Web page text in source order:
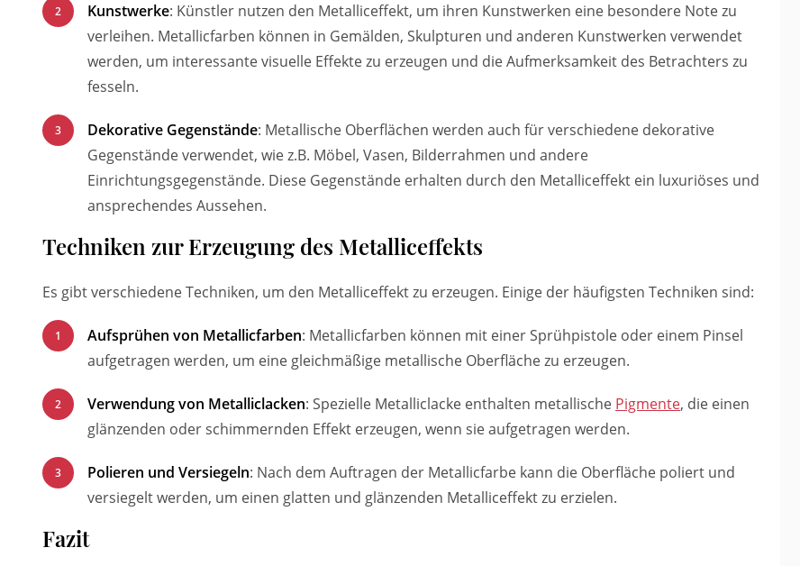
Kunstwerke: Künstler nutzen den Metalliceffekt, um ihren Kunstwerken eine besondere Note zu
verleihen. Metallicfarben können in Gemälden, Skulpturen und anderen Kunstwerken verwendet
werden, um interessante visuelle Effekte zu erzeugen und die Aufmerksamkeit des Betrachters zu
fesseln.
Dekorative Gegenstände: Metallische Oberflächen werden auch für verschiedene dekorative
Gegenstände verwendet, wie z.B. Möbel, Vasen, Bilderrahmen und andere
Einrichtungsgegenstände. Diese Gegenstände erhalten durch den Metalliceffekt ein luxuriöses und
ansprechendes Aussehen.
Techniken zur Erzeugung des Metalliceffekts
Es gibt verschiedene Techniken, um den Metalliceffekt zu erzeugen. Einige der häufigsten Techniken sind:
Aufsprühen von Metallicfarben: Metallicfarben können mit einer Sprühpistole oder einem Pinsel
aufgetragen werden, um eine gleichmäßige metallische Oberfläche zu erzeugen.
Verwendung von Metalliclacken: Spezielle Metalliclacke enthalten metallische Pigmente, die einen
glänzenden oder schimmernden Effekt erzeugen, wenn sie aufgetragen werden.
Polieren und Versiegeln: Nach dem Auftragen der Metallicfarbe kann die Oberfläche poliert und
versiegelt werden, um einen glatten und glänzenden Metalliceffekt zu erzielen.
Fazit